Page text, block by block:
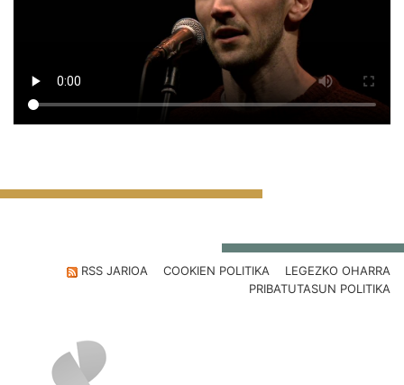
RSS JARIOA COOKIEN POLITIKA
LEGEZKO OHARRA
PRIBATUTASUN POLITIKA